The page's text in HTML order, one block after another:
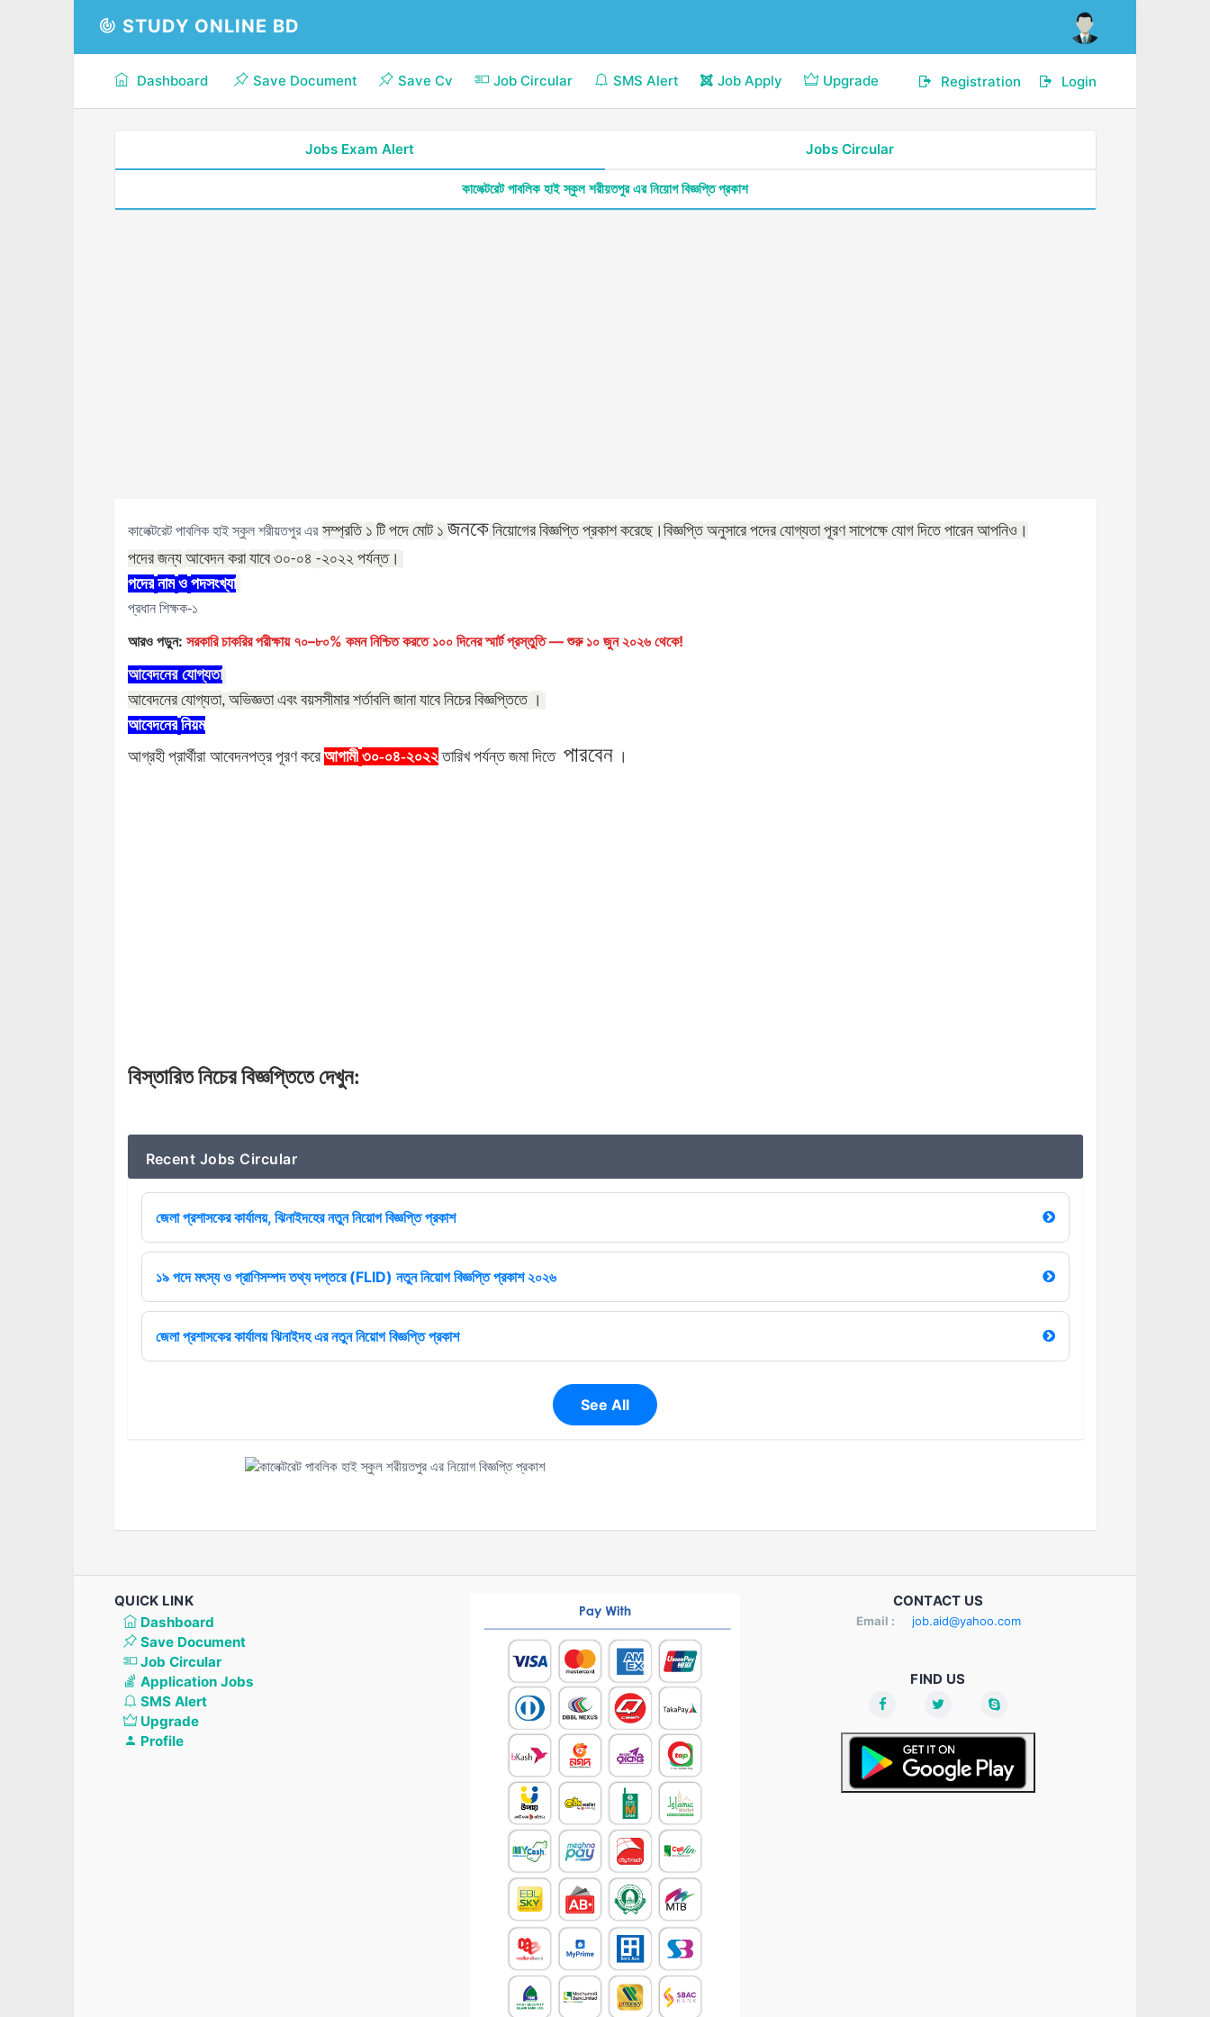
STUDY ONLINE BD
Dashboard Save Document Save Cv Job Circular SMS Alert Job Apply Upgrade Login
Registration
Jobs Exam Alert Jobs Circular
কালেক্টরেট পাবলিক হাই স্কুল শরীয়তপুর এর নিয়োগ বিজ্ঞপ্তি প্রকাশ
কালেক্টরেট পাবলিক হাই স্কুল শরীয়তপুর এর সম্প্রতি ১ টি পদে মোট ১ জনকে নিয়োগের বিজ্ঞপ্তি প্রকাশ করেছে। বিজ্ঞপ্তি অনুসারে পদের যোগ্যতা পূরণ সাপেক্ষে যোগ দিতে পারেন আপনিও।
পদের জন্য আবেদন করা যাবে ৩০-০৪ -২০২২ পর্যন্ত।
পদের নাম ও পদসংখ্যা
প্রধান শিক্ষক-১
আরও পড়ুন: সরকারি চাকরির পরীক্ষায় ৭০–৮০% কমন নিশ্চিত করতে ১০০ দিনের স্মার্ট প্রস্তুতি — শুরু ১০ জুন ২০২৬ থেকে!
আবেদনের যোগ্যতা
আবেদনের যোগ্যতা, অভিজ্ঞতা এবং বয়সসীমার শর্তাবলি জানা যাবে নিচের বিজ্ঞপ্তিতে ।
আবেদনের নিয়ম
আগ্রহী প্রার্থীরা আবেদনপত্র পূরণ করে আগামী ৩০-০৪-২০২২ তারিখ পর্যন্ত জমা দিতে পারবেন ।
বিস্তারিত নিচের বিজ্ঞপ্তিতে দেখুন:
Recent Jobs Circular
জেলা প্রশাসকের কার্যালয়, ঝিনাইদহের নতুন নিয়োগ বিজ্ঞপ্তি প্রকাশ
১৯ পদে মৎস্য ও প্রাণিসম্পদ তথ্য দপ্তরে (FLID) নতুন নিয়োগ বিজ্ঞপ্তি প্রকাশ ২০২৬
জেলা প্রশাসকের কার্যালয় ঝিনাইদহ এর নতুন নিয়োগ বিজ্ঞপ্তি প্রকাশ
See All
QUICK LINK
Dashboard
Save Document
Job Circular
Application Jobs
SMS Alert
Upgrade
Profile
CONTACT US
Email : job.aid@yahoo.com
FIND US